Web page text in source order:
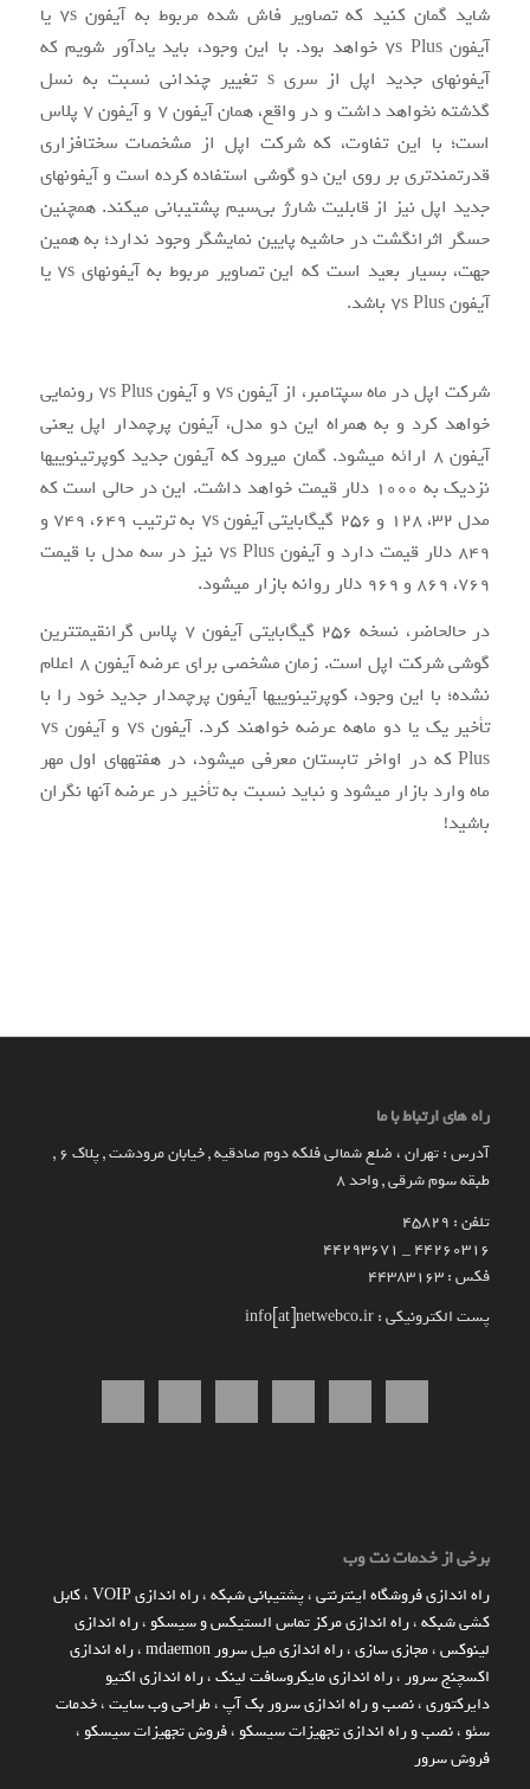
شاید گمان کنید که تصاویر فاش شده مربوط به آیفون ۷s یا
آیفون ۷s Plus خواهد بود. با این وجود، باید یادآور شویم که
آیفون‎های جدید اپل از سری s تغییر چندانی نسبت به نسل
گذشته نخواهد داشت و در واقع، همان آیفون ۷ و آیفون ۷ پلاس
است؛ با این تفاوت، که شرکت اپل از مشخصات سخت‎افزاری
قدرت‎مندتری بر روی این دو گوشی استفاده کرده است و آیفون‎های
جدید اپل نیز از قابلیت شارژ بی‌سیم پشتیبانی می‎کند. هم‏چنین
حسگر اثرانگشت در حاشیه پایین نمایشگر وجود ندارد؛ به همین
جهت، بسیار بعید است که این تصاویر مربوط به آیفون‎های ۷s یا
آیفون ۷s Plus باشد.
شرکت اپل در ماه سپتامبر، از آیفون ۷s و آیفون ۷s Plus رونمایی
خواهد کرد و به همراه این دو مدل، آیفون پرچم‏دار اپل یعنی
آیفون ۸ ارائه می‎شود. گمان می‏رود که آیفون جدید کوپرتینویی‏ها
نزدیک به ۱۰۰۰ دلار قیمت خواهد داشت. این در حالی است که
مدل ۳۲، ۱۲۸ و ۲۵۶ گیگابایتی آیفون ۷s به ترتیب ۶۴۹، ۷۴۹ و
۸۴۹ دلار قیمت دارد و آیفون ۷s Plus نیز در سه مدل با قیمت
۷۶۹، ۸۶۹ و ۹۶۹ دلار روانه بازار می‎شود.
در حال‎حاضر، نسخه ۲۵۶ گیگابایتی آیفون ۷ پلاس گران‎قیمت‎ترین
گوشی شرکت اپل است. زمان مشخصی برای عرضه آیفون ۸ اعلام
نشده؛ با این وجود، کوپرتینویی‎ها آیفون پرچم‎دار جدید خود را با
تأخیر یک یا دو ماهه عرضه خواهند کرد. آیفون ۷s و آیفون ۷s
Plus که در اواخر تابستان معرفی می‎شود، در هفته‏های اول مهر
ماه وارد بازار می‎شود و نباید نسبت به تأخیر در عرضه آن‎ها نگران
باشید!
راه های ارتباط با ما
آدرس : تهران ، ضلع شمالی فلکه دوم صادقیه , خیابان مرودشت , پلاک ۶ ,
طبقه سوم شرقی , واحد ۸
تلفن : 45829
۴۴۲۶۰۳۱۶ _ 44293671
فکس : 44383163
پست الکترونیکی : info[at]netwebco.ir
برخی از خدمات نت وب
راه اندازي فروشگاه اينترنتي،پشتیبانی شبکه،راه اندازی VOIP ،کابل
کشی شبکه،راه اندازی مرکز تماس الستیکس و سیسکو،راه اندازی
لینوکس،مجازی سازی،راه اندازی میل سرور mdaemon ،راه اندازی
اکسچنج سرور،راه اندازی مایکروسافت لینک،راه اندازی اکتیو
دایرکتوری،نصب و راه اندازی سرور بک آپ،طراحی وب سایت،خدمات
سئو،نصب و راه اندازی تجهیزات سیسکو،فروش تجهیزات سیسکو،
فروش سرور